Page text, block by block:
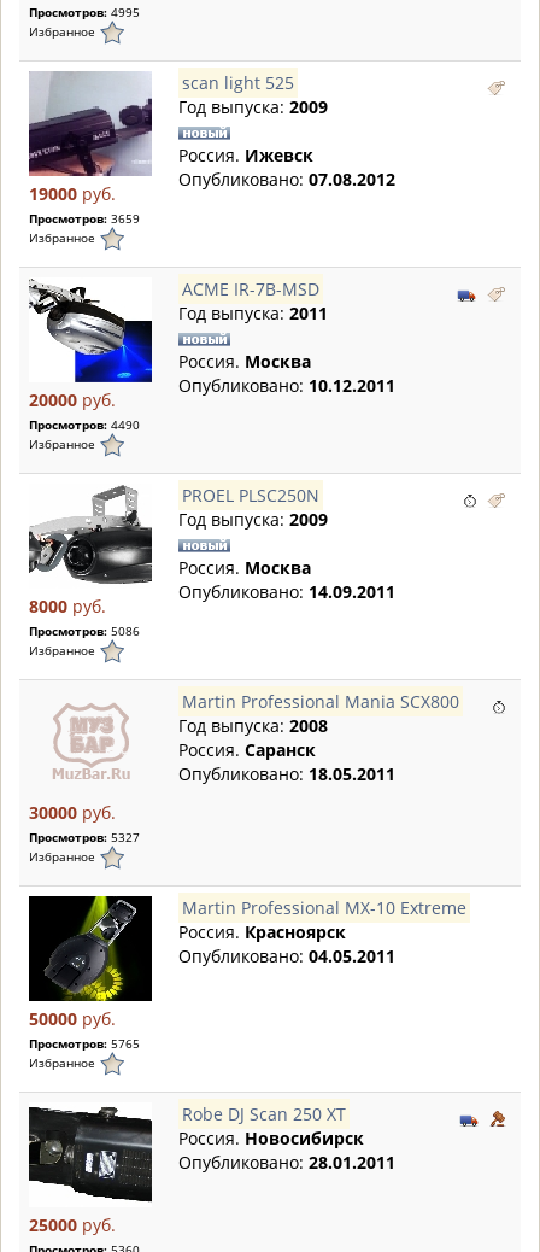
Просмотров: 4995
Избранное
19000 руб.
Просмотров: 3659
Избранное
scan light 525
Год выпуска: 2009
Россия. Ижевск
Опубликовано: 07.08.2012
20000 руб.
Просмотров: 4490
Избранное
ACME IR-7B-MSD
Год выпуска: 2011
Россия. Москва
Опубликовано: 10.12.2011
8000 руб.
Просмотров: 5086
Избранное
PROEL PLSC250N
Год выпуска: 2009
Россия. Москва
Опубликовано: 14.09.2011
30000 руб.
Просмотров: 5327
Избранное
Martin Professional Mania SCX800
Год выпуска: 2008
Россия. Саранск
Опубликовано: 18.05.2011
50000 руб.
Просмотров: 5765
Избранное
Martin Professional MX-10 Extreme
Россия. Красноярск
Опубликовано: 04.05.2011
25000 руб.
Robe DJ Scan 250 XT
Россия. Новосибирск
Опубликовано: 28.01.2011